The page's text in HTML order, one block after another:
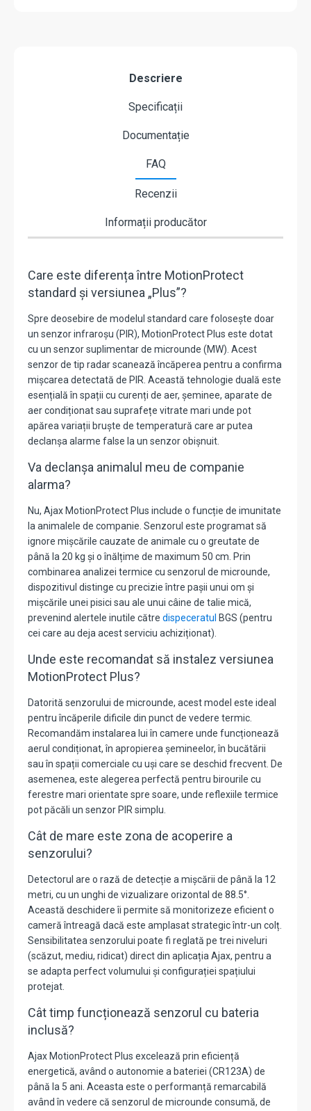
Descriere
Specificații
Documentație
FAQ
Recenzii
Informații producător
Care este diferența între MotionProtect
standard și versiunea „Plus”?
Spre deosebire de modelul standard care folosește doar
un senzor infraroșu (PIR), MotionProtect Plus este dotat
cu un senzor suplimentar de microunde (MW). Acest
senzor de tip radar scanează încăperea pentru a confirma
mișcarea detectată de PIR. Această tehnologie duală este
esențială în spații cu curenți de aer, șeminee, aparate de
aer condiționat sau suprafețe vitrate mari unde pot
apărea variații bruște de temperatură care ar putea
declanșa alarme false la un senzor obișnuit.
Va declanșa animalul meu de companie
alarma?
Nu, Ajax MotionProtect Plus include o funcție de imunitate
la animalele de companie. Senzorul este programat să
ignore mișcările cauzate de animale cu o greutate de
până la20 kg și o înălțime de maximum 50 cm. Prin
combinarea analizei termice cu senzorul de microunde,
dispozitivul distinge cu precizie între pașii unui om și
mișcările unei pisici sau ale unui câine de talie mică,
prevenind alertele inutile către dispeceratul BGS (pentru
cei care au deja acest serviciu achiziționat).
Unde este recomandat să instalez versiunea
MotionProtect Plus?
Datorită senzorului de microunde, acest model este ideal
pentru încăperile dificile din punct de vedere termic.
Recomandăm instalarea lui în camere unde funcționează
aerul condiționat, în apropierea șemineelor, în bucătării
sau în spații comerciale cu uși care se deschid frecvent. De
asemenea, este alegerea perfectă pentru birourile cu
ferestre mari orientate spre soare, unde reflexiile termice
pot păcăli un senzor PIR simplu.
Cât de mare este zona de acoperire a
senzorului?
Detectorul are o rază de detecție a mișcării de până la 12
metri, cu un unghi de vizualizare orizontal de 88.5°.
Această deschidere îi permite să monitorizeze eficient o
cameră întreagă dacă este amplasat strategic într-un colț.
Sensibilitatea senzorului poate fi reglată pe trei niveluri
(scăzut, mediu, ridicat) direct din aplicația Ajax, pentru a
se adapta perfect volumului și configurației spațiului
protejat.
Cât timp funcționează senzorul cu bateria
inclusă?
Ajax MotionProtect Plus excelează prin eficiență
energetică, având o autonomie a bateriei (CR123A) de
până la 5 ani. Aceasta este o performanță remarcabilă
având în vedere că senzorul de microunde consumă, de